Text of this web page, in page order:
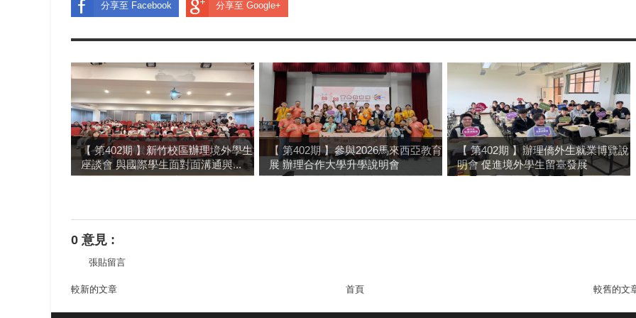
分享至 Facebook 分享至 Google+
【 第402期 】新竹校區辦理境外學生
座談會 與國際學生面對面溝通與...
【 第402期 】參與2026馬來西亞教育
展 辦理合作大學升學說明會
【 第402期 】辦理僑外生就業博覽說
明會 促進境外學生留臺發展
0 意見 :
張貼留言
較新的文章 較舊的文
首頁